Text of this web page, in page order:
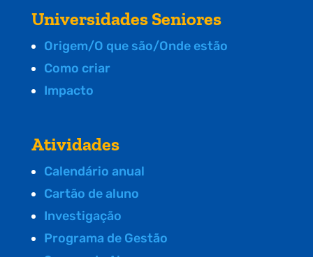
Universidades Seniores
Origem/O que são/Onde estão
Como criar
Impacto
Atividades
Calendário anual
Cartão de aluno
Investigação
Programa de Gestão